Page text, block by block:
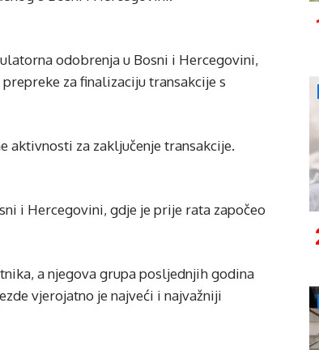
odobrenja u Bosni i Hercegovini,
za finalizaciju transakcije s
aktivnosti za zaključenje transakcije.
i Hercegovini, gdje je prije rata započeo
a njegova grupa posljednjih godina
vjerojatno je najveći i najvažniji